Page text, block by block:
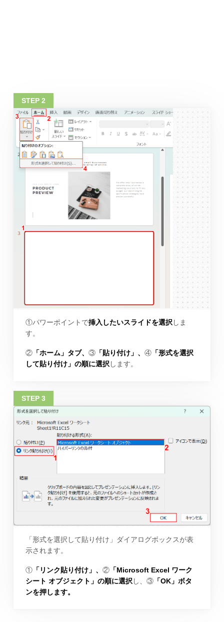
①パワーポイントで挿入したいスライドを選択しま
す。
②「ホーム」タブ、 ③「貼り付け」、 ④「形式を選択
して貼り付け」の順に選択 します。
「形式を選択して貼り付け」ダイアログボックスが表
示されます。
①「リンク貼り付け」、 ②「Microsoft Excel ワーク
シート オブジェクト」の順に選択 し、③「OK」ボタ
ンを押します。